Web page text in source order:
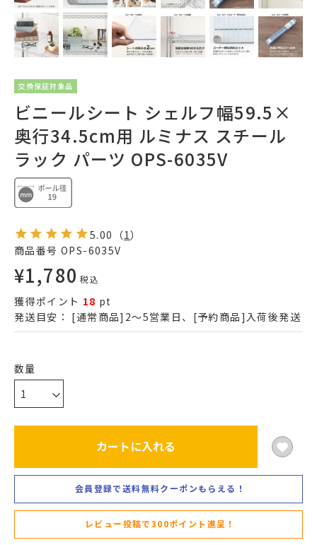
交換保証対象品
ビニールシート シェルフ幅59.5×
奥行34.5cm用 ルミナス スチール
ラック パーツ OPS-6035V
5.00 （1）
商品番号 OPS-6035V
¥1,780 税込
獲得ポイント 18 pt
発送目安： [通常商品]2～5営業日、[予約商品]入荷後発送
カートに入れる
会員登録で送料無料クーポンもらえる！
レビュー投稿で300ポイント進呈！